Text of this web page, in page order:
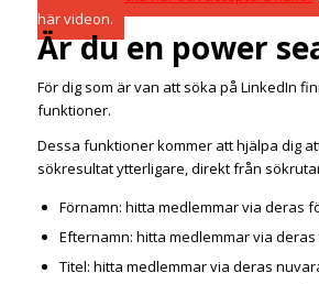
här videon.
Är du en power
För dig som är van att söka på LinkedIn
funktioner.
Dessa funktioner kommer att hjälpa dig
sökresultat ytterligare, direkt från
Förnamn: hitta medlemmar via deras
Efternamn: hitta medlemmar via
Titel: hitta medlemmar via deras